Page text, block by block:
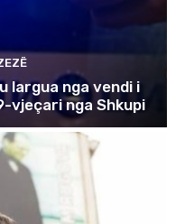
largua nga vendi i
vjeçari nga Shkupi